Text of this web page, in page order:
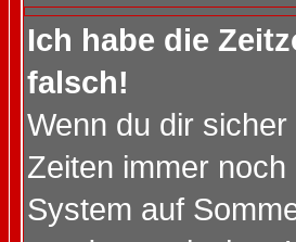
Ich habe die
falsch!
Wenn du dir
Zeiten immer
System auf